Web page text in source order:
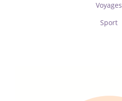
Voyages
Sport